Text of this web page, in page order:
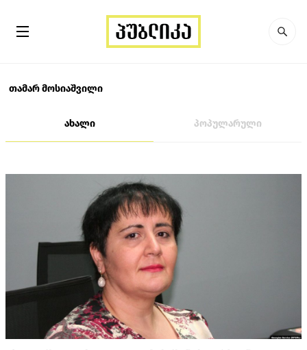
თამარ მოსიაშვილი
ახალი პოპულარული